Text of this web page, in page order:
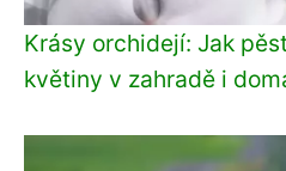
Krásy orchidejí: Jak
květiny v zahradě i